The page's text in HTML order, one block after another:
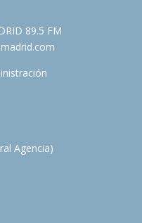
89.5 FM
Agencia)